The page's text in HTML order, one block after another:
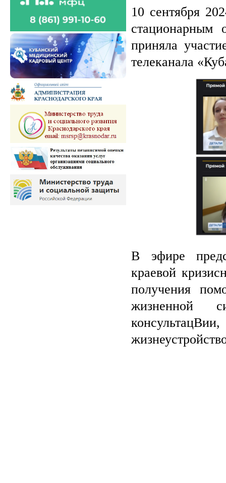
10 сентября
стационарным
приняла
телеканала
В эфире
краевой
получения
жизненной